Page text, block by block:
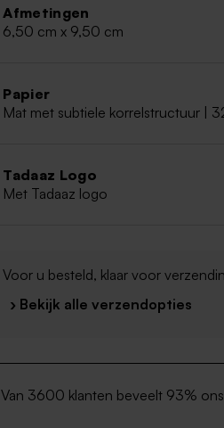
Afmetingen
6,50 cm x 9,50 cm
Papier
Mat met subtiele korrelstructuur |
Tadaaz Logo
Met Tadaaz logo
Voor u besteld, klaar voor
› Bekijk alle verzendopties
Van 3600 klanten beveelt 93%